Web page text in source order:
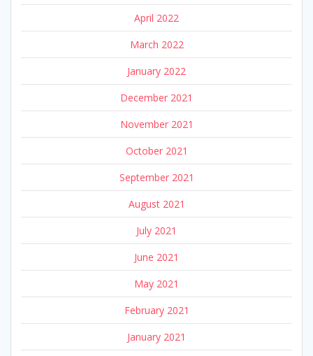
April 2022
March 2022
January 2022
December 2021
November 2021
October 2021
September 2021
August 2021
July 2021
June 2021
May 2021
February 2021
January 2021